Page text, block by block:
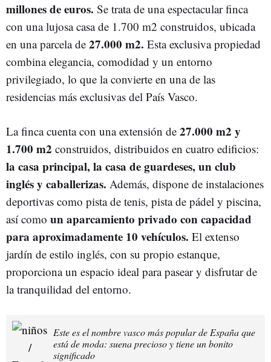
millones de euros. Se trata de una espectacular finca
con una lujosa casa de 1.700 m2 construidos, ubicada
en una parcela de 27.000 m2. Esta exclusiva propiedad
combina elegancia, comodidad y un entorno
privilegiado, lo que la convierte en una de las
residencias más exclusivas del País Vasco.
La finca cuenta con una extensión de 27.000 m2 y
1.700 m2 construidos, distribuidos en cuatro edificios:
la casa principal, la casa de guardeses, un club
inglés y caballerizas. Además, dispone de instalaciones
deportivas como pista de tenis, pista de pádel y piscina,
así como un aparcamiento privado con capacidad
para aproximadamente 10 vehículos. El extenso
jardín de estilo inglés, con su propio estanque,
proporciona un espacio ideal para pasear y disfrutar de
la tranquilidad del entorno.
Este es el nombre vasco más popular de España que
está de moda: suena precioso y tiene un bonito
significado